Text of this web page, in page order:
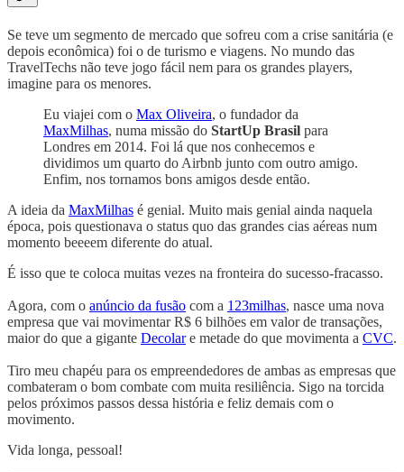
Se teve um segmento de mercado que sofreu com a crise sanitária (e
depois econômica) foi o de turismo e viagens. No mundo das
TravelTechs não teve jogo fácil nem para os grandes players,
imagine para os menores.
Eu viajei com o Max Oliveira, o fundador da
MaxMilhas, numa missão do StartUp Brasil para
Londres em 2014. Foi lá que nos conhecemos e
dividimos um quarto do Airbnb junto com outro amigo.
Enfim, nos tornamos bons amigos desde então.
A ideia da MaxMilhas é genial. Muito mais genial ainda naquela
época, pois questionava o status quo das grandes cias aéreas num
momento beeeem diferente do atual.
É isso que te coloca muitas vezes na fronteira do sucesso-fracasso.
Agora, com o anúncio da fusão com a 123milhas, nasce uma nova
empresa que vai movimentar R$ 6 bilhões em valor de transações,
maior do que a gigante Decolare metade do que movimenta a CVC.
Tiro meu chapéu para os empreendedores de ambas as empresas que
combateram o bom combate com muita resiliência. Sigo na torcida
pelos próximos passos dessa história e feliz demais com o
movimento.
Vida longa, pessoal!